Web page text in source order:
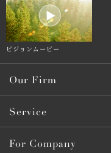
ビジョンムービー
Our Firm
Service
For Company